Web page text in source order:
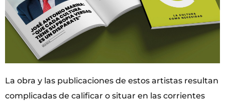
La obra y las publicaciones de estos artistas resultan
complicadas de calificar o situar en las corrientes